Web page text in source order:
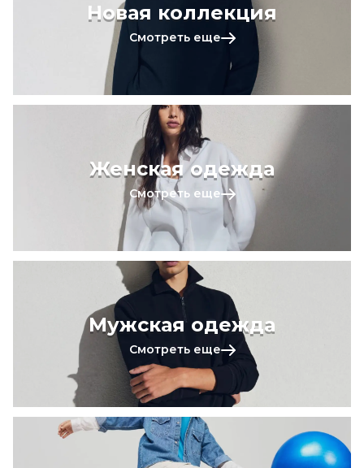
Новая коллекция
Смотреть еще
Женская одежда
Смотреть еще
Мужская одежда
Смотреть еще